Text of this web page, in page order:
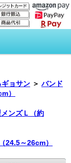
ョサン ＞ バンド
）
ンズＬ（約
24.5～26cm）